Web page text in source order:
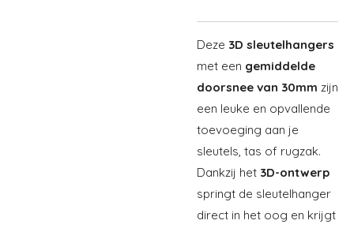
Deze 3D sleutelhangers
met een gemiddelde
doorsnee van 30mm zijn
een leuke en opvallende
toevoeging aan je
sleutels, tas of rugzak.
Dankzij het 3D-ontwerp
springt de sleutelhanger
direct in het oog en krijgt